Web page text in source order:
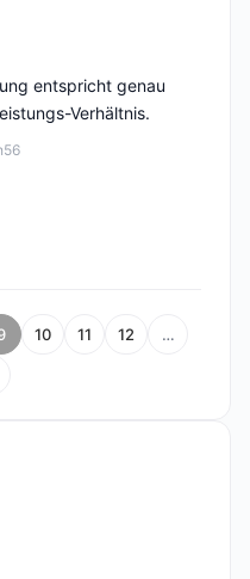
entspricht genau
Verhältnis.
10 11 12 …